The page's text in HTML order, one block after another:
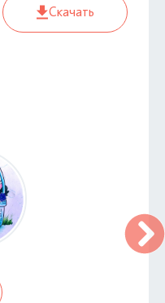
Скачать